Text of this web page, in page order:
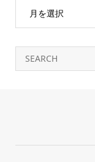
月を選択